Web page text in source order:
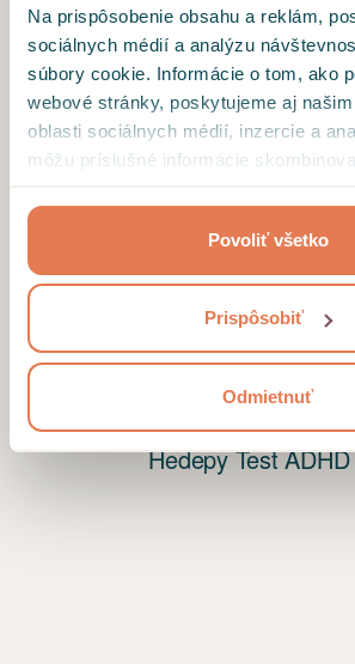
Na prispôsobenie obsahu a reklám,
sociálnych médií a analýzu
súbory cookie. Informácie o tom, ako
webové stránky, poskytujeme aj
oblasti sociálnych médií, inzercie a
môžu príslušné informácie
keď ste používali ich služby.
Povoliť všetko
Prispôsobiť
Odmietnuť
diskusiu a ďalší postup.